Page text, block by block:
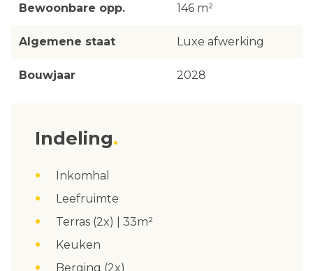
Bewoonbare opp. 146 m²
Algemene staat Luxe afwerking
Bouwjaar 2028
Indeling
Inkomhal
Leefruimte
Terras (2x) | 33m²
Keuken
Berging (2x)